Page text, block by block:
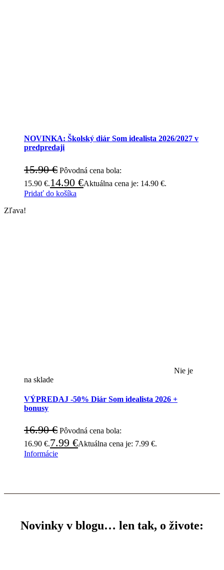
NOVINKA: Školský diár Som idealista 2026/2027 v
predpredaji
15.90€ Pôvodná cena bola:
15.90 €.14.90 €Aktuálna cena je: 14.90 €.
Pridať do košíka
Zľava!
Nie je
na sklade
VÝPREDAJ -50% Diár Som idealista 2026 +
bonusy
16.90€ Pôvodná cena bola:
16.90 €.7.99 €Aktuálna cena je: 7.99 €.
Informácie
Novinky v blogu… len tak, o živote: